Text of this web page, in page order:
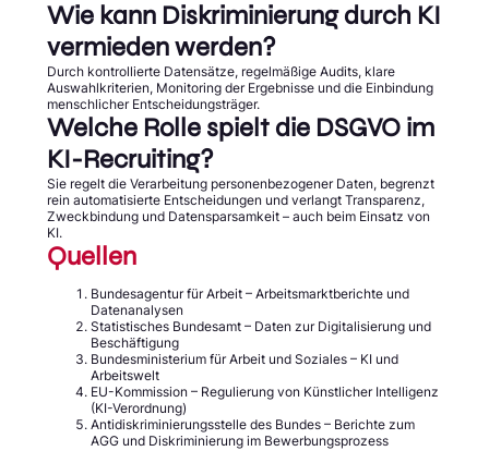
Wie kann Diskriminierung durch KI
vermieden werden?
Durch kontrollierte Datensätze, regelmäßige Audits, klare
Auswahlkriterien, Monitoring der Ergebnisse und die Einbindung
menschlicher Entscheidungsträger.
Welche Rolle spielt die DSGVO im
KI-Recruiting?
Sie regelt die Verarbeitung personenbezogener Daten, begrenzt
rein automatisierte Entscheidungen und verlangt Transparenz,
Zweckbindung und Datensparsamkeit – auch beim Einsatz von
KI.
Quellen
Bundesagentur für Arbeit – Arbeitsmarktberichte und
Datenanalysen
Statistisches Bundesamt – Daten zur Digitalisierung und
Beschäftigung
Bundesministerium für Arbeit und Soziales – KI und
Arbeitswelt
EU-Kommission – Regulierung von Künstlicher Intelligenz
(KI-Verordnung)
Antidiskriminierungsstelle des Bundes – Berichte zum
AGG und Diskriminierung im Bewerbungsprozess